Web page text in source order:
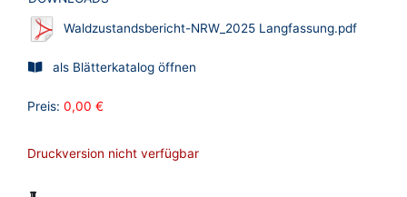
Waldzustandsbericht-NRW_2025 Langfassung.pdf
als Blätterkatalog öffnen
Preis: 0,00 €
Druckversion nicht verfügbar